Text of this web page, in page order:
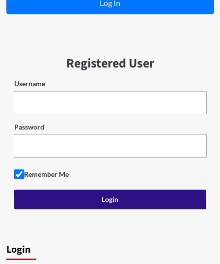
Registered User
Username
Password
Remember Me
Login